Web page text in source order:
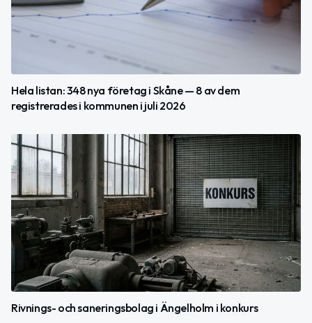
Hela listan: 348 nya företag i Skåne — 8 av dem
registrerades i kommunen i juli 2026
Rivnings- och saneringsbolag i Ängelholm i konkurs